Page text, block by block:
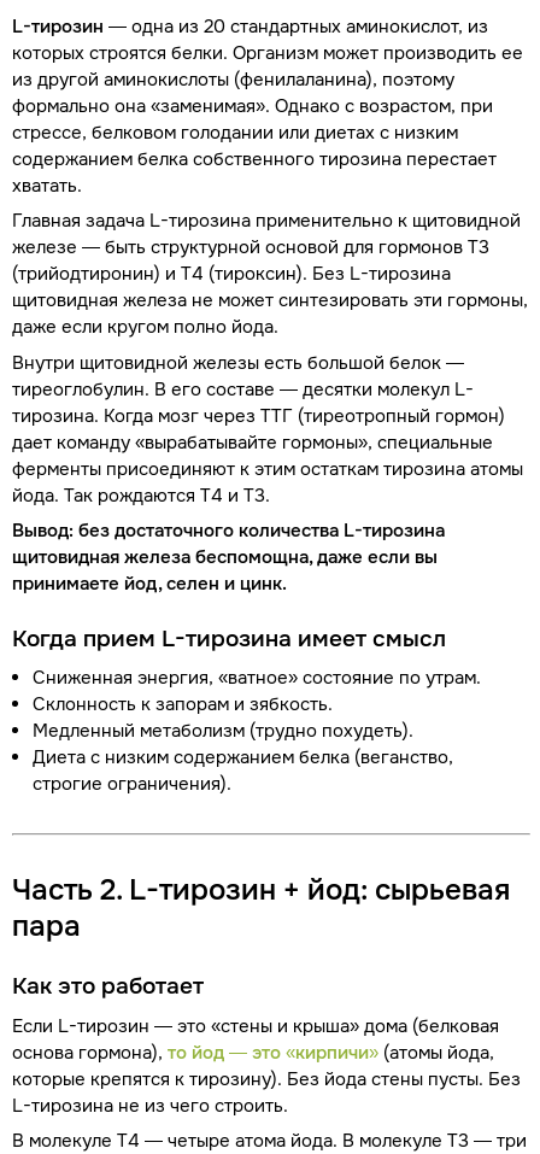
L-тирозин — одна из 20 стандартных аминокислот, из
которых строятся белки. Организм может производить ее
из другой аминокислоты (фенилаланина), поэтому
формально она «заменимая». Однако с возрастом, при
стрессе, белковом голодании или диетах с низким
содержанием белка собственного тирозина перестает
хватать.
Главная задача L-тирозина применительно к щитовидной
железе — быть структурной основой для гормонов Т3
(трийодтиронин) и Т4 (тироксин). Без L-тирозина
щитовидная железа не может синтезировать эти гормоны,
даже если кругом полно йода.
Внутри щитовидной железы есть большой белок —
тиреоглобулин. В его составе — десятки молекул L-
тирозина. Когда мозг через ТТГ (тиреотропный гормон)
дает команду «вырабатывайте гормоны», специальные
ферменты присоединяют к этим остаткам тирозина атомы
йода. Так рождаются Т4 и Т3.
Вывод: без достаточного количества L-тирозина
щитовидная железа беспомощна, даже если вы
принимаете йод, селен и цинк.
Когда прием L-тирозина имеет смысл
Сниженная энергия, «ватное» состояние по утрам.
Склонность к запорам и зябкость.
Медленный метаболизм (трудно похудеть).
Диета с низким содержанием белка (веганство,
строгие ограничения).
Часть 2. L-тирозин + йод: сырьевая
пара
Как это работает
Если L-тирозин — это «стены и крыша» дома (белковая
основа гормона), то йод — это «кирпичи» (атомы йода,
которые крепятся к тирозину). Без йода стены пусты. Без
L-тирозина не из чего строить.
В молекуле Т4 — четыре атома йода. В молекуле Т3 — три